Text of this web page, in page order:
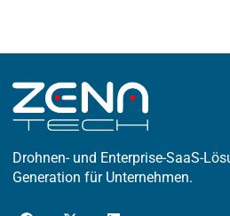
Drohnen- und Enterprise-SaaS-
Generation für Unternehmen.
F X L